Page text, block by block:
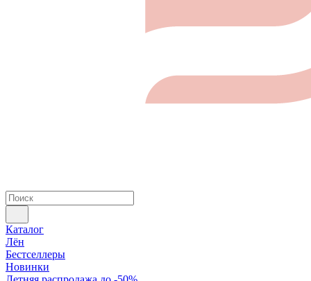
Каталог
Лён
Бестселлеры
Новинки